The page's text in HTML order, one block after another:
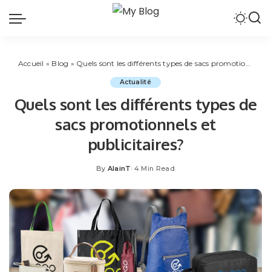
Accueil » Blog » Quels sont les différents types de sacs promotionnels et publicitaires?
Actualité
Quels sont les différents types de
sacs promotionnels et
publicitaires?
Posted
By AlainT 4 Min Read